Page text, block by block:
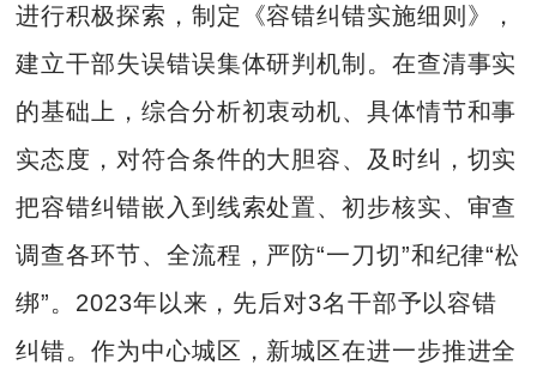
进行积极探索，制定《容错纠错实施细则》，
建立干部失误错误集体研判机制。在查清事实
的基础上，综合分析初衷动机、具体情节和事
实态度，对符合条件的大胆容、及时纠，切实
把容错纠错嵌入到线索处置、初步核实、审查
调查各环节、全流程，严防“一刀切”和纪律“松
绑”。2023年以来，先后对3名干部予以容错
纠错。作为中心城区，新城区在进一步推进全